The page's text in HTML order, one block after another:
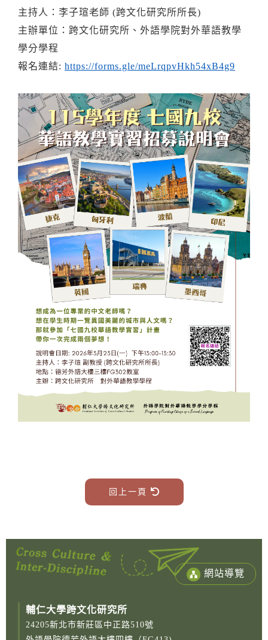
主持人：李子瑄老師 (跨文化研究所所長)
主辦單位：跨文化研究所、外語學院對外華語教學
學分學程
報名連結: https://forms.gle/meLrqpvHkh54xB4g9
回上一頁
網站導覽
輔仁大學跨文化研究所
24205新北市新莊區中正路510號